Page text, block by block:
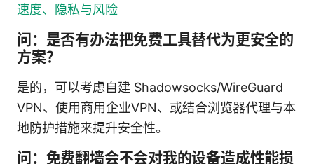
速度、隐私与风险
问：是否有办法把免费工具替代为更安全的
方案？
是的，可以考虑自建 Shadowsocks/WireGuard
VPN、使用商用企业VPN、或结合浏览器代理与本
地防护措施来提升安全性。
问：免费翻墙会不会对我的设备造成性能损